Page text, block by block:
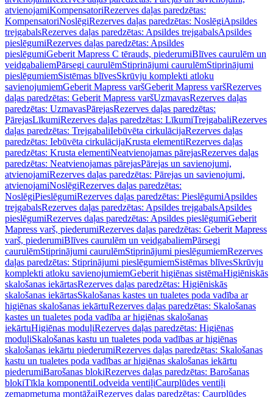
atvienojamiKompensatoriRezerves daļas paredzētas:
KompensatoriNoslēgiRezerves daļas paredzētas: NoslēgiApsildes
trejgabalsRezerves daļas paredzētas: Apsildes trejgabalsApsildes
pieslēgumiRezerves daļas paredzētas: Apsildes
pieslēgumiGeberit Mapress C tērauds, piederumiBlīves caurulēm un
veidgabaliemPārsegi caurulēmStiprinājumi caurulēmStiprinājumi
pieslēgumiemSistēmas blīvesSkrūvju komplekti atloku
savienojumiemGeberit Mapress varšGeberit Mapress varšRezerves
daļas paredzētas: Geberit Mapress varšUzmavasRezerves daļas
paredzētas: UzmavasPārejasRezerves daļas paredzētas:
PārejasLīkumiRezerves daļas paredzētas: LīkumiTrejgabaliRezerves
daļas paredzētas: TrejgabaliIebūvēta cirkulācijaRezerves daļas
paredzētas: Iebūvēta cirkulācijaKrusta elementiRezerves daļas
paredzētas: Krusta elementiNeatvienojamas pārejasRezerves daļas
paredzētas: Neatvienojamas pārejasPārejas un savienojumi,
atvienojamiRezerves daļas paredzētas: Pārejas un savienojumi,
atvienojamiNoslēgiRezerves daļas paredzētas:
NoslēgiPieslēgumiRezerves daļas paredzētas: PieslēgumiApsildes
trejgabalsRezerves daļas paredzētas: Apsildes trejgabalsApsildes
pieslēgumiRezerves daļas paredzētas: Apsildes pieslēgumiGeberit
Mapress varš, piederumiRezerves daļas paredzētas: Geberit Mapress
varš, piederumiBlīves caurulēm un veidgabaliemPārsegi
caurulēmStiprinājumi caurulēmStiprinājumi pieslēgumiemRezerves
daļas paredzētas: Stiprinājumi pieslēgumiemSistēmas blīvesSkrūvju
komplekti atloku savienojumiemGeberit higiēnas sistēmaHigiēniskās
skalošanas iekārtasRezerves daļas paredzētas: Higiēniskās
skalošanas iekārtasSkalošanas kastes un tualetes poda vadība ar
higiēnas skalošanas iekārtuRezerves daļas paredzētas: Skalošanas
kastes un tualetes poda vadība ar higiēnas skalošanas
iekārtuHigiēnas moduļiRezerves daļas paredzētas: Higiēnas
moduļiSkalošanas kastu un tualetes poda vadības ar higiēnas
skalošanas iekārtu piederumiRezerves daļas paredzētas: Skalošanas
kastu un tualetes poda vadības ar higiēnas skalošanas iekārtu
piederumiBarošanas blokiRezerves daļas paredzētas: Barošanas
blokiTīkla komponentiLodveida ventiļiCaurplūdes ventiļi
zemapmetuma montāžaiRezerves daļas paredzētas: Caurplūdes